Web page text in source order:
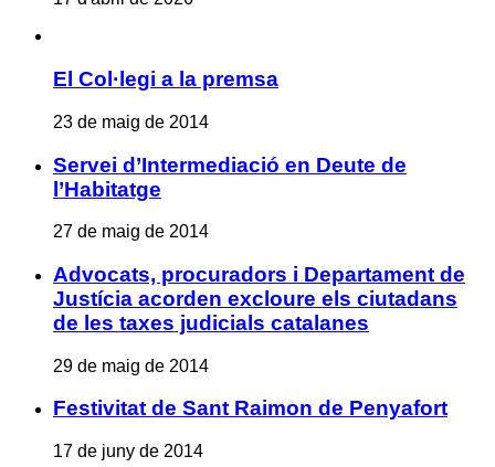
El Col·legi a la premsa
23 de maig de 2014
Servei d’Intermediació en Deute de
l’Habitatge
27 de maig de 2014
Advocats, procuradors i Departament de
Justícia acorden excloure els ciutadans
de les taxes judicials catalanes
29 de maig de 2014
Festivitat de Sant Raimon de Penyafort
17 de juny de 2014